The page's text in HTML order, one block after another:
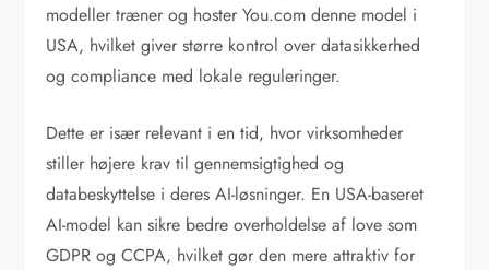
modeller træner og hoster You.com denne model i
USA, hvilket giver større kontrol over datasikkerhed
og compliance med lokale reguleringer.
Dette er især relevant i en tid, hvor virksomheder
stiller højere krav til gennemsigtighed og
databeskyttelse i deres AI-løsninger. En USA-baseret
AI-model kan sikre bedre overholdelse af love som
GDPR og CCPA, hvilket gør den mere attraktiv for